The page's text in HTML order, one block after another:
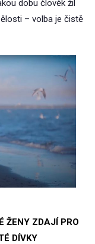
dobu člověk žil
– volba je čistě
ŽENY ZDAJÍ PRO
DÍVKY